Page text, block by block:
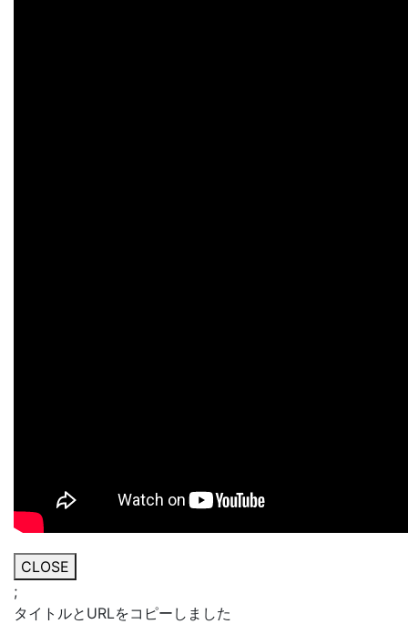
CLOSE
;
タイトルとURLをコピーしました